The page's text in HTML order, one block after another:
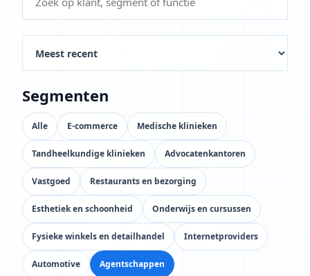
Segmenten
Alle E-commerce Medische klinieken
Tandheelkundige klinieken Advocatenkantoren
Vastgoed Restaurants en bezorging
Esthetiek en schoonheid Onderwijs en cursussen
Fysieke winkels en detailhandel Internetproviders
Automotive Agentschappen